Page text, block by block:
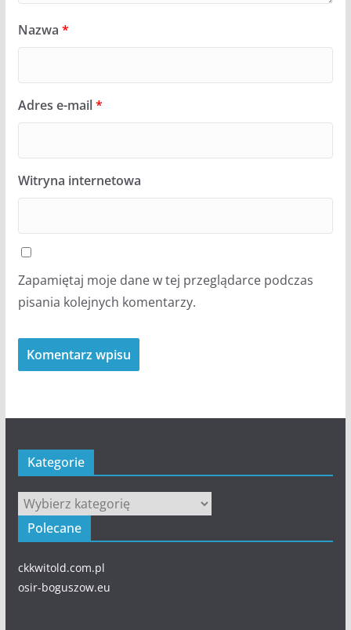
Nazwa *
Adres e-mail*
Witryna internetowa
Zapamiętaj moje dane w tej przeglądarce podczas
pisania kolejnych komentarzy.
Kategorie
Kategorie
Polecane
ckkwitold.com.pl
osir-boguszow.eu